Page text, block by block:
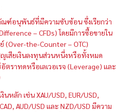
ณฑ์อนุพันธ์ที่มีความซับซ้อน ซึ่งเรียกว่า
– CFDs) โดยมีการซื้อขายใน
the-Counter – OTC)
เสียเงินลงทุนส่วนหนึ่งหรือทั้งหมด
ตราทดหรือเลเวอเรจ (Leverage) และ
หลัก เช่น XAU/USD, EUR/USD,
AUD/USD และ NZD/USD มีความ